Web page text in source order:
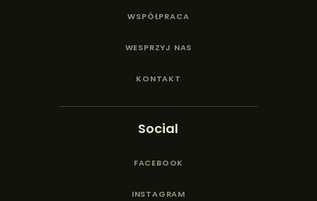
WSPÓŁPRACA
WESPRZYJ NAS
KONTAKT
Social
FACEBOOK
INSTAGRAM